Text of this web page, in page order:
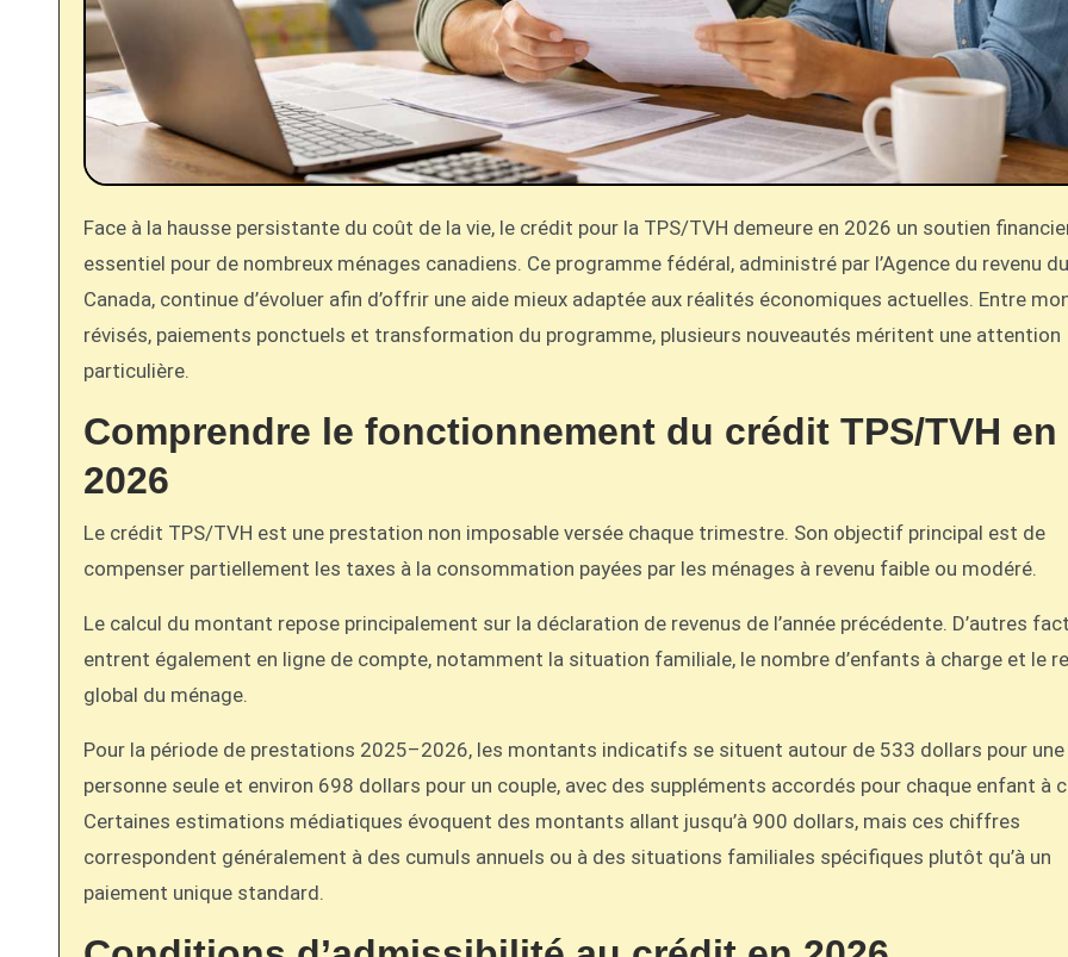
Face à la hausse persistante du coût de la vie, le crédit pour la TPS/TVH demeure en 2026 un soutien financier
essentiel pour de nombreux ménages canadiens. Ce programme fédéral, administré par l’Agence du revenu du
Canada, continue d’évoluer afin d’offrir une aide mieux adaptée aux réalités économiques actuelles. Entre
révisés, paiements ponctuels et transformation du programme, plusieurs nouveautés méritent une attention
particulière.
Comprendre le fonctionnement du crédit TPS/TVH en
2026
Le crédit TPS/TVH est une prestation non imposable versée chaque trimestre. Son objectif principal est de
compenser partiellement les taxes à la consommation payées par les ménages à revenu faible ou modéré.
Le calcul du montant repose principalement sur la déclaration de revenus de l’année précédente. D’autres
entrent également en ligne de compte, notamment la situation familiale, le nombre d’enfants à charge et le
global du ménage.
Pour la période de prestations 2025–2026, les montants indicatifs se situent autour de 533 dollars pour une
personne seule et environ 698 dollars pour un couple, avec des suppléments accordés pour chaque enfant à
Certaines estimations médiatiques évoquent des montants allant jusqu’à 900 dollars, mais ces chiffres
correspondent généralement à des cumuls annuels ou à des situations familiales spécifiques plutôt qu’à un
paiement unique standard.